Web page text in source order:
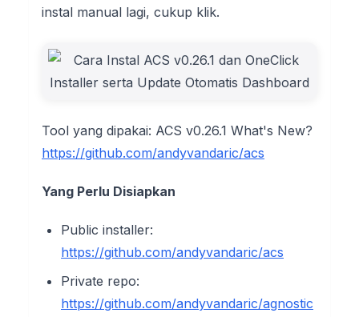
instal manual lagi, cukup klik.
Tool yang dipakai: ACS v0.26.1 What's New?
https://github.com/andyvandaric/acs
Yang Perlu Disiapkan
Public installer:
https://github.com/andyvandaric/acs
Private repo:
https://github.com/andyvandaric/agnostic